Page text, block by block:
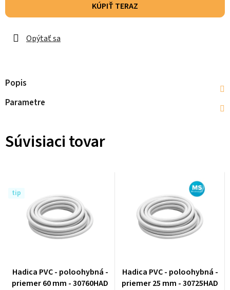
KÚPIŤ TERAZ
Opýtať sa
Popis
Parametre
Súvisiaci tovar
tip
Hadica PVC - poloohybná -
priemer 60 mm - 30760HAD
Hadica PVC - poloohybná -
priemer 25 mm - 30725HAD